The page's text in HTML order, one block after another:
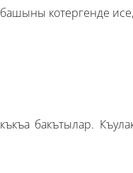
котергенде
бакътылар.